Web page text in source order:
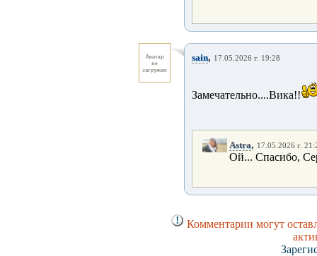
sain, 17.05.2026 г. 19:28
Замечательно....Вика!!
Astra, 17.05.2026 г.
Ой... Спасибо,
Комментарии могут